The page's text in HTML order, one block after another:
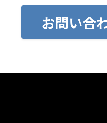
お問い合